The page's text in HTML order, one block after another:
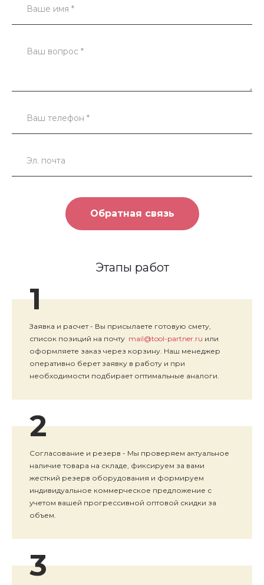
Обратная связь
Этапы работ
1
Заявка и расчет - Вы присылаете готовую смету,
список позиций на почту mail@tool-partner.ru или
оформляете заказ через корзину. Наш менеджер
оперативно берет заявку в работу и при
необходимости подбирает оптимальные аналоги.
2
Согласование и резерв - Мы проверяем актуальное
наличие товара на складе, фиксируем за вами
жесткий резерв оборудования и формируем
индивидуальное коммерческое предложение с
учетом вашей прогрессивной оптовой скидки за
объем.
3